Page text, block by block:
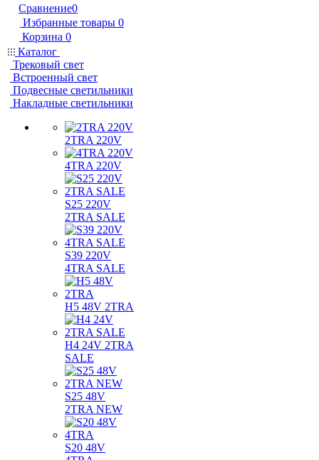
Сравнение0
Избранные товары 0
Корзина 0
Каталог
Трековый свет
Встроенный свет
Подвесные светильники
Накладные светильники
2TRA 220V
4TRA 220V
S25 220V
2TRA SALE
S39 220V
4TRA SALE
H5 48V 2TRA
H4 24V 2TRA
SALE
S25 48V
2TRA NEW
S20 48V